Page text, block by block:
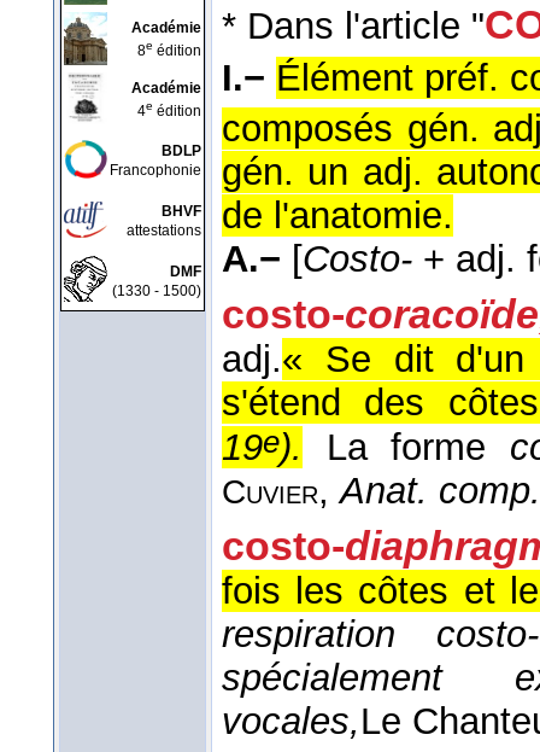
Académie
8e édition
Académie
4e édition
BDLP
Francophonie
BHVF
attestations
DMF
(1330 - 1500)
* Dans l'article "
I.− Élément préf.
composés gén.
gén. un adj.
de l'anatomie.
A.− [Costo- + adj.
costo-
adj.« Se dit d'un
s'étend des
19e). La forme
Cuvier,Anat.
costo-
fois les côtes et
respiration
spécialement
vocales,Le